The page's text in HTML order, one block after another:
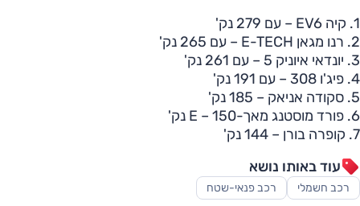
1. קיה EV6 – עם 279 נק'
2. רנו מגאן E-TECH – עם 265 נק'
3. יונדאי איוניק 5 – עם 261 נק'
4. פיג'ו 308 – עם 191 נק'
5. סקודה אניאק – 185 נק'
6. פורד מוסטנג מאך-E – 150 נק'
7. קופרה בורן – 144 נק'
עוד באותו נושא
רכב חשמלי רכב פנאי-שטח